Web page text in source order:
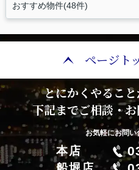
おすすめ物件(48件)
ページト
とにかくやるこ
下記までご相談・
お気軽にお問
本店